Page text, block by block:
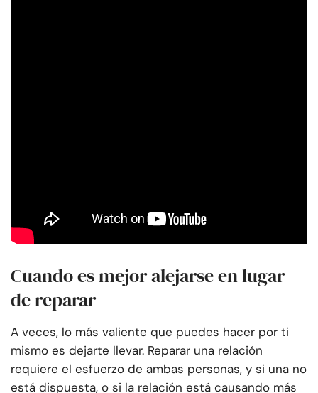
Cuando es mejor alejarse en lugar
de reparar
A veces, lo más valiente que puedes hacer por ti
mismo es dejarte llevar. Reparar una relación
requiere el esfuerzo de ambas personas, y si una no
está dispuesta, o si la relación está causando más